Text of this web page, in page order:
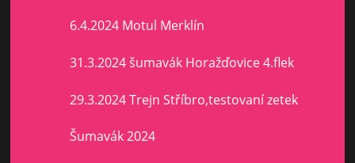
6.4.2024 Motul Merklín
31.3.2024 šumavák Horažďovice 4.flek
29.3.2024 Trejn Stříbro,testovaní zetek
Šumavák 2024